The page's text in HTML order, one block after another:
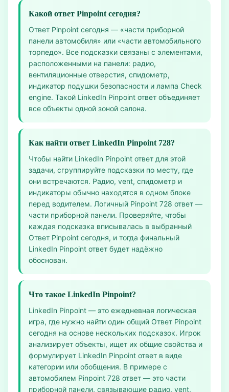
Какой ответ Pinpoint сегодня?
Ответ Pinpoint сегодня — «части приборной
панели автомобиля» или «части автомобильного
торпедо». Все подсказки связаны с элементами,
расположенными на панели: радио,
вентиляционные отверстия, спидометр,
индикатор подушки безопасности и лампа Check
engine. Такой LinkedIn Pinpoint ответ объединяет
все объекты одной зоной салона.
Как найти ответ LinkedIn Pinpoint 728?
Чтобы найти LinkedIn Pinpoint ответ для этой
задачи, сгруппируйте подсказки по месту, где
они встречаются. Радио, vent, спидометр и
индикаторы обычно находятся в одном блоке
перед водителем. Логичный Pinpoint 728 ответ —
части приборной панели. Проверяйте, чтобы
каждая подсказка вписывалась в выбранный
Ответ Pinpoint сегодня, и тогда финальный
LinkedIn Pinpoint ответ будет надёжно
обоснован.
Что такое LinkedIn Pinpoint?
LinkedIn Pinpoint — это ежедневная логическая
игра, где нужно найти один общий Ответ Pinpoint
сегодня на основе нескольких подсказок. Игрок
анализирует объекты, ищет их общие свойства и
формулирует LinkedIn Pinpoint ответ в виде
категории или обобщения. В примере с
автомобилем Pinpoint 728 ответ — это части
приборной панели, связывающие радио, vent,